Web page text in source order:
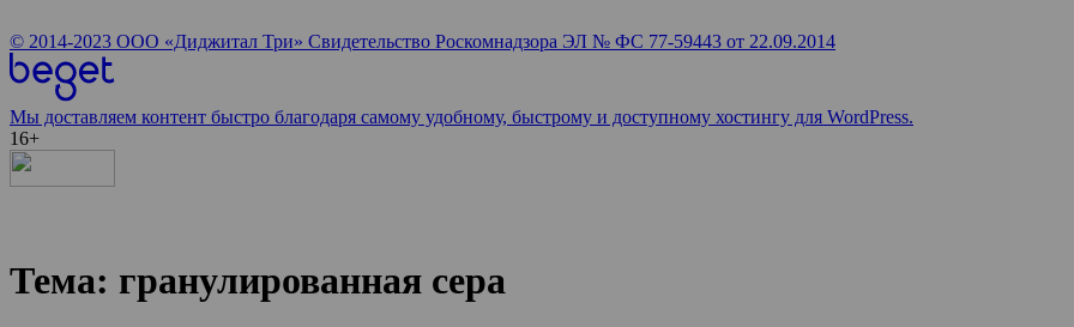
© 2014-2023 ООО «Диджитал Три» Свидетельство Роскомнадзора ЭЛ № ФС 77-59443 от 22.09.2014
Мы доставляем контент быстро благодаря самому удобному, быстрому и доступному хостингу для WordPress.
16+
Тема: гранулированная сера